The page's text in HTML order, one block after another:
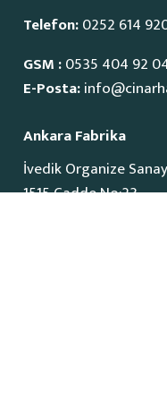
Telefon:0252 614
GSM :0535 404 92
E-Posta:
Ankara Fabrika
İvedik Organize
1515 Cadde No:23